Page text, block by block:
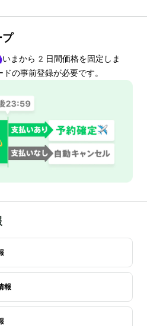
プ
いまから 2 日間価格を固定しま
の事前登録が必要です。
報